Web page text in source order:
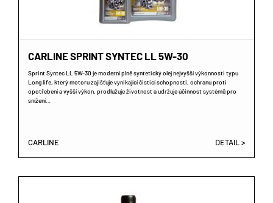
CARLINE SPRINT SYNTEC LL 5W-30
Sprint Syntec LL 5W-30 je moderní plně syntetický olej nejvyšší výkonnosti typu
Long life, který motoru zajišťuje vynikající čisticí schopnosti, ochranu proti
opotřebení a vyšší výkon, prodlužuje životnost a udržuje účinnost systémů pro
snížení…
CARLINE DETAIL >